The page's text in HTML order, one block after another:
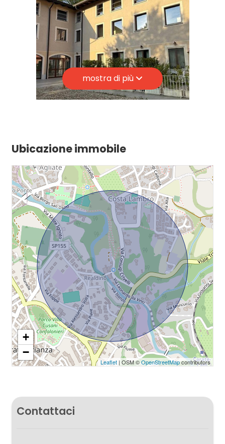
Spese condominio: € 100
Cucina: A vista
Aria Condizionata
mostra di più
Ubicazione immobile
+
−
Leaflet| OSM ©OpenStreetMapcontributors
Contattaci
Giardino
Posto auto/Box
Balcone/Terrazzo
Nuova costruzione
Lusso